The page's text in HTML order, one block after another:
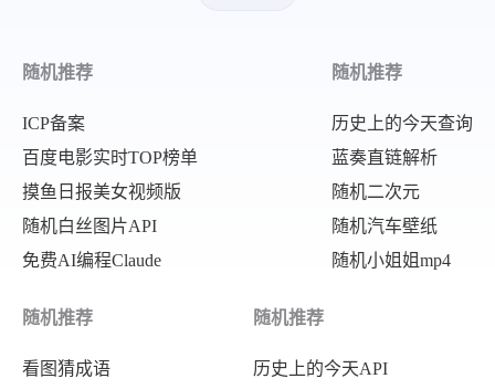
随机推荐
ICP备案
百度电影实时TOP榜单
摸鱼日报美女视频版
随机白丝图片API
免费AI编程Claude
随机推荐
历史上的今天查询
蓝奏直链解析
随机二次元
随机汽车壁纸
随机小姐姐mp4
随机推荐
看图猜成语
随机推荐
历史上的今天API